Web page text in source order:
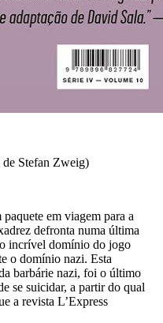
de Stefan Zweig)
em viagem para a
defronta numa última
incrível domínio do jogo
o domínio nazi. Esta
barbárie nazi, foi o último
se suicidar, a partir do qual
a revista L’Express